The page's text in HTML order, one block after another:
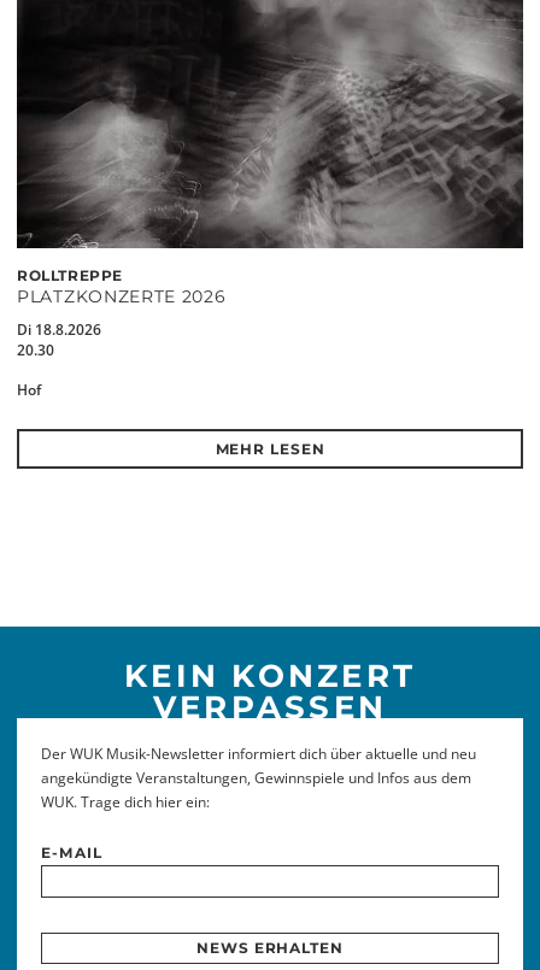
ROLLTREPPE
PLATZKONZERTE 2026
Di 18.8.2026
20.30
Hof
MEHR LESEN
KEIN KONZERT
VERPASSEN
Der WUK Musik-Newsletter informiert dich über aktuelle und neu
angekündigte Veranstaltungen, Gewinnspiele und Infos aus dem
WUK. Trage dich hier ein:
E-MAIL
NEWS ERHALTEN